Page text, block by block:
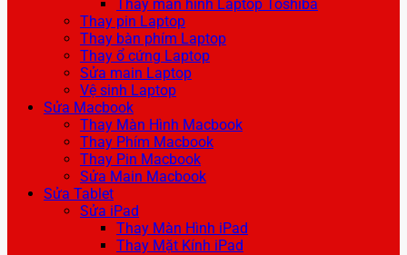
Thay màn hình Laptop Toshiba
Thay pin Laptop
Thay bàn phím Laptop
Thay ổ cứng Laptop
Sửa main Laptop
Vệ sinh Laptop
Sửa Macbook
Thay Màn Hình Macbook
Thay Phím Macbook
Thay Pin Macbook
Sửa Main Macbook
Sửa Tablet
Sửa iPad
Thay Màn Hình iPad
Thay Mặt Kính iPad